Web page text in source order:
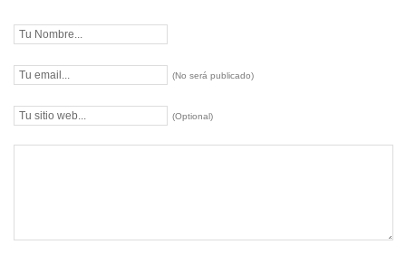
(No será publicado)
(Optional)